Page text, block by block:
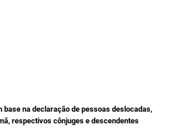
Български
base na declaração de pessoas deslocadas,
respectivos cônjuges e descendentes